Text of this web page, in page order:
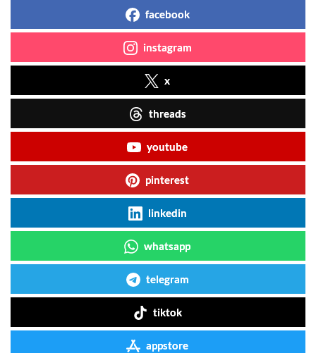
facebook
instagram
x
threads
youtube
pinterest
linkedin
whatsapp
telegram
tiktok
appstore